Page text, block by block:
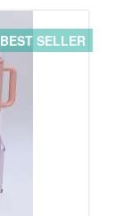
BEST SELLER